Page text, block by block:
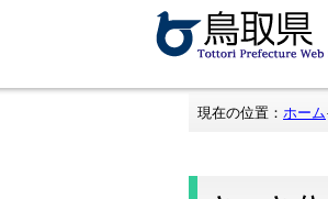
現在の位置： ホーム